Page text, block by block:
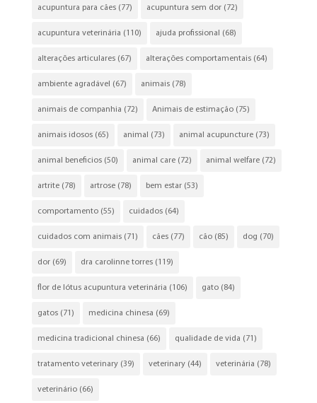
acupuntura para cães(77) acupuntura sem dor(72)
acupuntura veterinária (110) ajuda profissional (68)
alterações articulares(67) alterações comportamentais(64)
ambiente agradável (67) animais(78)
animais de companhia (72) Animais de estimação(75)
animais idosos(65) animal (73) animal acupuncture(73)
animal beneficios(50) animal care(72) animal welfare(72)
artrite(78) artrose(78) bem estar(53)
comportamento(55) cuidados(64)
cuidados com animais(71) cães(77) cão(85) dog (70)
dor(69) dra carolinne torres(119)
flor de lótus acupuntura veterinária (106) gato(84)
gatos(71) medicina chinesa (69)
medicina tradicional chinesa (66) qualidade de vida (71)
tratamento veterinary(39) veterinary(44) veterinária (78)
veterinário(66)